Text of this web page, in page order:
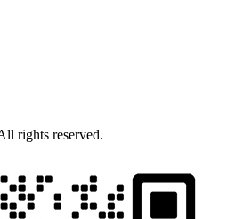
rights reserved.